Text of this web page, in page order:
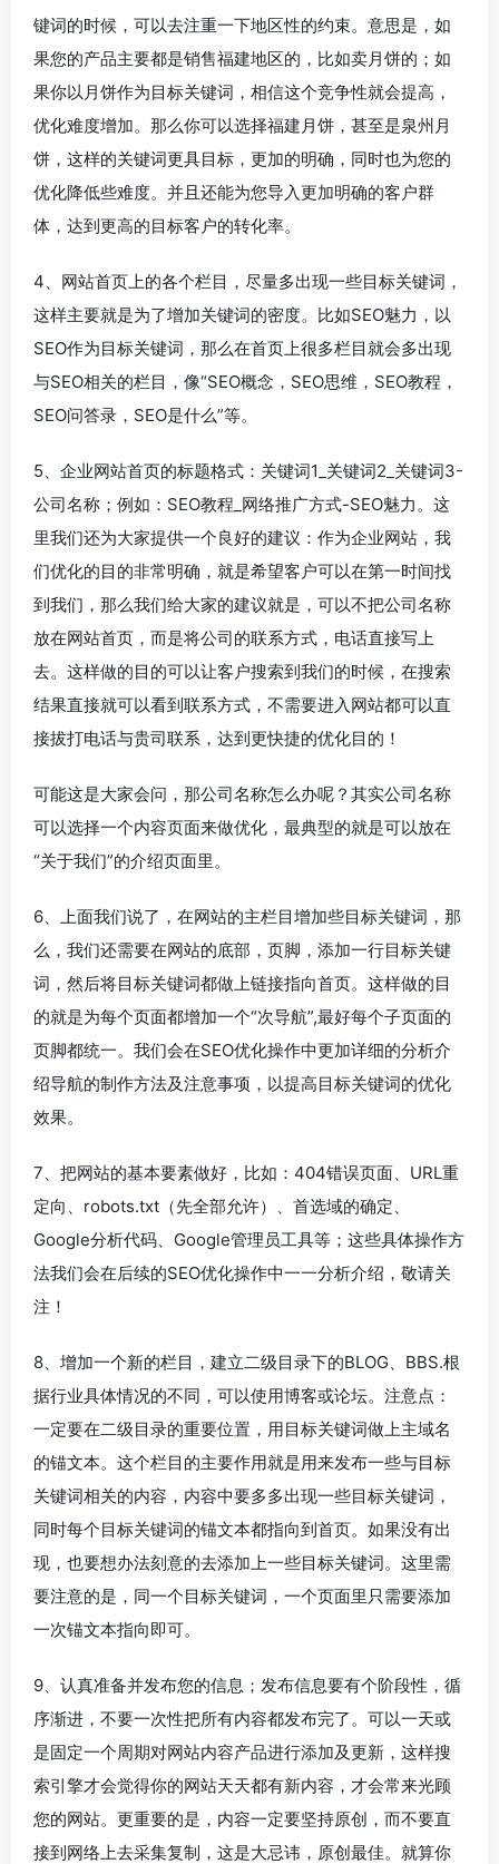
键词的时候，可以去注重一下地区性的约束。意思是，如
果您的产品主要都是销售福建地区的，比如卖月饼的；如
果你以月饼作为目标关键词，相信这个竞争性就会提高，
优化难度增加。那么你可以选择福建月饼，甚至是泉州月
饼，这样的关键词更具目标，更加的明确，同时也为您的
优化降低些难度。并且还能为您导入更加明确的客户群
体，达到更高的目标客户的转化率。
4、网站首页上的各个栏目，尽量多出现一些目标关键词，
这样主要就是为了增加关键词的密度。比如SEO魅力，以
SEO作为目标关键词，那么在首页上很多栏目就会多出现
与SEO相关的栏目，像“SEO概念，SEO思维，SEO教程，
SEO问答录，SEO是什么”等。
5、企业网站首页的标题格式：关键词1_关键词2_关键词3-
公司名称；例如：SEO教程_网络推广方式-SEO魅力。这
里我们还为大家提供一个良好的建议：作为企业网站，我
们优化的目的非常明确，就是希望客户可以在第一时间找
到我们，那么我们给大家的建议就是，可以不把公司名称
放在网站首页，而是将公司的联系方式，电话直接写上
去。这样做的目的可以让客户搜索到我们的时候，在搜索
结果直接就可以看到联系方式，不需要进入网站都可以直
接拔打电话与贵司联系，达到更快捷的优化目的！
可能这是大家会问，那公司名称怎么办呢？其实公司名称
可以选择一个内容页面来做优化，最典型的就是可以放在
“关于我们”的介绍页面里。
6、上面我们说了，在网站的主栏目增加些目标关键词，那
么，我们还需要在网站的底部，页脚，添加一行目标关键
词，然后将目标关键词都做上链接指向首页。这样做的目
的就是为每个页面都增加一个“次导航”,最好每个子页面的
页脚都统一。我们会在SEO优化操作中更加详细的分析介
绍导航的制作方法及注意事项，以提高目标关键词的优化
效果。
7、把网站的基本要素做好，比如：404错误页面、URL重
定向、robots.txt（先全部允许）、首选域的确定、
Google分析代码、Google管理员工具等；这些具体操作方
法我们会在后续的SEO优化操作中一一分析介绍，敬请关
注！
8、增加一个新的栏目，建立二级目录下的BLOG、BBS.根
据行业具体情况的不同，可以使用博客或论坛。注意点：
一定要在二级目录的重要位置，用目标关键词做上主域名
的锚文本。这个栏目的主要作用就是用来发布一些与目标
关键词相关的内容，内容中要多多出现一些目标关键词，
同时每个目标关键词的锚文本都指向到首页。如果没有出
现，也要想办法刻意的去添加上一些目标关键词。这里需
要注意的是，同一个目标关键词，一个页面里只需要添加
一次锚文本指向即可。
9、认真准备并发布您的信息；发布信息要有个阶段性，循
序渐进，不要一次性把所有内容都发布完了。可以一天或
是固定一个周期对网站内容产品进行添加及更新，这样搜
索引擎才会觉得你的网站天天都有新内容，才会常来光顾
您的网站。更重要的是，内容一定要坚持原创，而不要直
接到网络上去采集复制，这是大忌讳，原创最佳。就算你